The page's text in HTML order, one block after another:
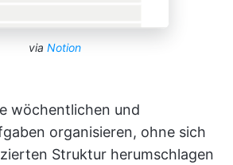
via Notion
wöchentlichen und
organisieren, ohne sich
Struktur herumschlagen